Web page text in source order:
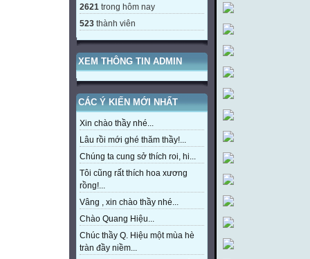
2621 trong hôm nay
523 thành viên
XEM THÔNG TIN ADMIN
CÁC Ý KIẾN MỚI NHẤT
Xin chào thầy nhé...
Lâu rồi mới ghé thăm thầy!...
Chúng ta cung sở thích roi, hi...
Tôi cũng rất thích hoa xương
rồng!...
Vâng , xin chào thầy nhé...
Chào Quang Hiệu...
Chúc thầy Q. Hiệu một mùa hè
tràn đầy niềm...